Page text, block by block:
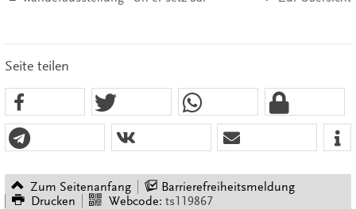
Seite teilen
Zum Seitenanfang
Barrierefreiheitsmeldung
Drucken
Webcode: ts119867